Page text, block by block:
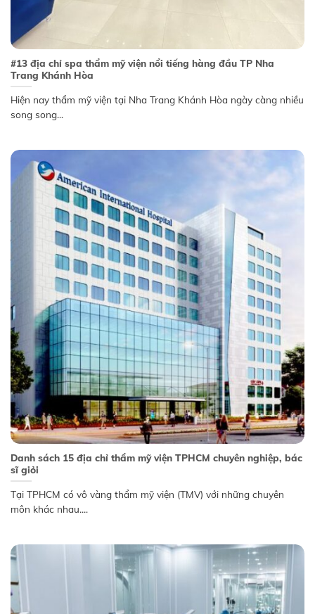
#13 địa chỉ spa thẩm mỹ viện nổi tiếng hàng đầu TP Nha
Trang Khánh Hòa
Hiện nay thẩm mỹ viện tại Nha Trang Khánh Hòa ngày càng nhiều
song song...
Danh sách 15 địa chỉ thẩm mỹ viện TPHCM chuyên nghiệp, bác
sĩ giỏi
Tại TPHCM có vô vàng thẩm mỹ viện (TMV) với những chuyên
môn khác nhau....